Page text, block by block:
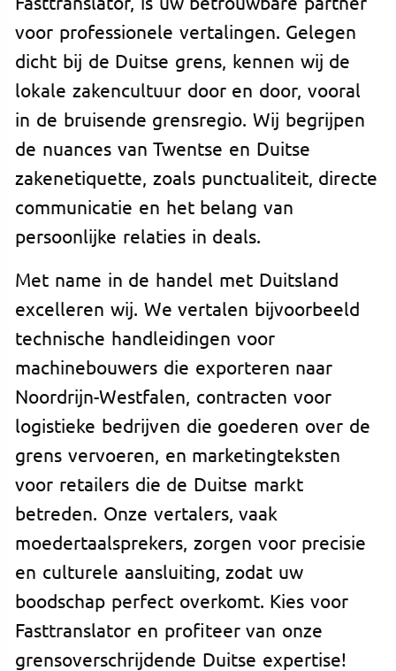
voor professionele vertalingen. Gelegen
dicht bij de Duitse grens, kennen wij de
lokale zakencultuur door en door, vooral
in de bruisende grensregio. Wij begrijpen
de nuances van Twentse en Duitse
zakenetiquette, zoals punctualiteit, directe
communicatie en het belang van
persoonlijke relaties in deals.
Met name in de handel met Duitsland
excelleren wij. We vertalen bijvoorbeeld
technische handleidingen voor
machinebouwers die exporteren naar
Noordrijn-Westfalen, contracten voor
logistieke bedrijven die goederen over de
grens vervoeren, en marketingteksten
voor retailers die de Duitse markt
betreden. Onze vertalers, vaak
moedertaalsprekers, zorgen voor precisie
en culturele aansluiting, zodat uw
boodschap perfect overkomt. Kies voor
Fasttranslator en profiteer van onze
grensoverschrijdende Duitse expertise!